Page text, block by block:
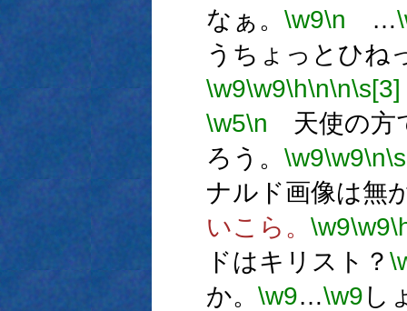
なぁ。 \w9\n …
うちょっとひね
\w9\w9\h\n\n\s[3]
\w5\n 天使の方
ろう。 \w9\w9\n
ナルド画像は無
いこら。 \w9\w9
ドはキリスト？
か。 \w9…\w9 し